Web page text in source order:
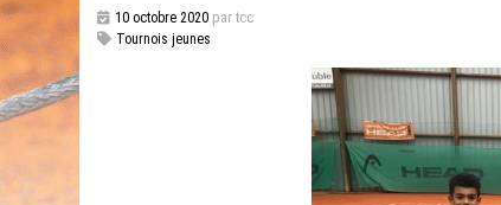
10 octobre 2020 par tcc
Tournois jeunes